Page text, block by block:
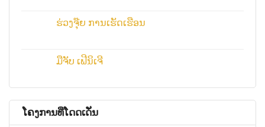
ຮ່ວງຈຸ໊ຍ ການເຮັດເຮືອນ
ມືຈັບ ເຟີນິເຈີ
ໂຄງການທີ່ໂດດເດັ່ນ